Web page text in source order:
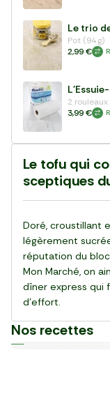
Le trio
Pot (94 g)
2,99 €
2 rouleaux
3,99 €
Le tofu qui
sceptiques
Doré, croustillant
légèrement
réputation du
Mon Marché, on
dîner express qui
d’effort.
Nos recettes